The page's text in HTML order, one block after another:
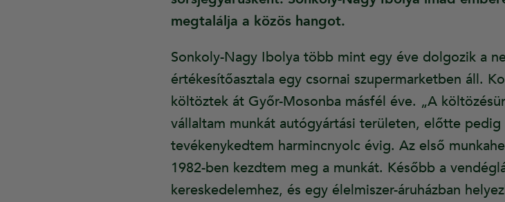
megtalálja a közös hangot.
Sonkoly-Nagy Ibolya több mint egy éve dolgozik a
értékesítőasztala egy csornai szupermarketben áll.
költöztek át Győr-Mosonba másfél éve. „A
vállaltam munkát autógyártási területen, előtte
tevékenykedtem harmincnyolc évig. Az első
1982-ben kezdtem meg a munkát. Később a
kereskedelemhez, és egy élelmiszer-áruházban